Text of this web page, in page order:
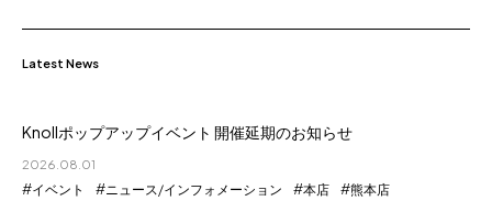
Latest News
Knollポップアップイベント 開催延期のお知らせ
2026.08.01
イベント ニュース/インフォメーション 本店 熊本店